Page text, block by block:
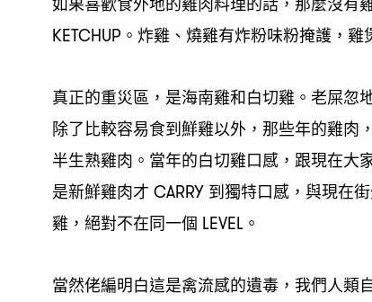
KETCHUP 。炸雞、燒雞有炸粉味粉掩護 ， 雞
真正的重災區 ， 是海南雞和白切雞。老屎忽
除了比較容易食到鮮雞以外 ， 那些年的雞肉 ，
半生熟雞肉。當年的白切雞口感 ， 跟現在大
是新鮮雞肉才 CARRY 到獨特口感 ， 與現在
雞 ， 絕對不在同一個 LEVEL 。
當然佬編明白這是禽流感的遺毒 ， 我們人類